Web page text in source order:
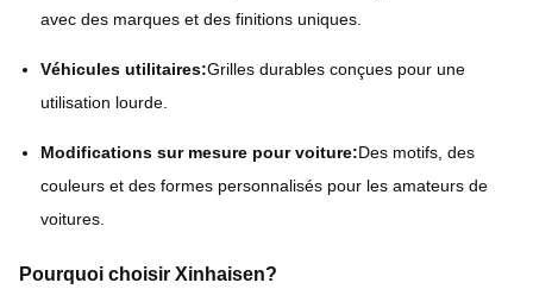
avec des marques et des finitions uniques.
Véhicules utilitaires:Grilles durables conçues pour une
utilisation lourde.
Modifications sur mesure pour voiture:Des motifs, des
couleurs et des formes personnalisés pour les amateurs de
voitures.
Pourquoi choisir Xinhaisen?